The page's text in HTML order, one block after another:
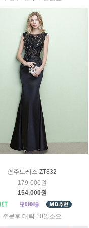
연주드레스 ZT832
179,000원
154,000원
주문후 대략 10일소요